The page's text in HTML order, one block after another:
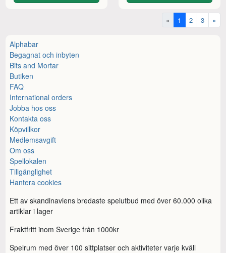
« 1 2 3 »
Alphabar
Begagnat och inbyten
Bits and Mortar
Butiken
FAQ
International orders
Jobba hos oss
Kontakta oss
Köpvillkor
Medlemsavgift
Om oss
Spellokalen
Tillgänglighet
Hantera cookies
Ett av skandinaviens bredaste spelutbud med över 60.000 olika
artiklar i lager
Fraktfritt inom Sverige från 1000kr
Spelrum med över 100 sittplatser och aktiviteter varje kväll